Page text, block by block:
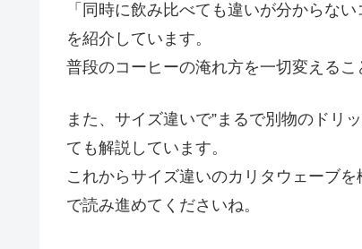
「同時に飲み比べても違いが分からない
を紹介しています。
普段のコーヒーの淹れ方を一切変えるこ
また、サイズ違いで”まるで別物のドリ
ても解説しています。
これからサイズ違いのカリタウェーブ
で読み進めてくださいね。